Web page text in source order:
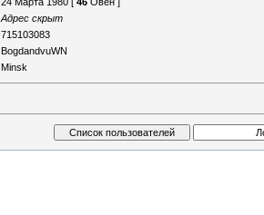
Адрес скрыт
715103083
BogdandvuWN
Minsk